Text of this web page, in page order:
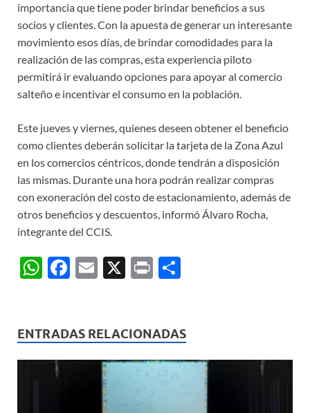
importancia que tiene poder brindar beneficios a sus
socios y clientes. Con la apuesta de generar un interesante
movimiento esos días, de brindar comodidades para la
realización de las compras, esta experiencia piloto
permitirá ir evaluando opciones para apoyar al comercio
salteño e incentivar el consumo en la población.
Este jueves y viernes, quienes deseen obtener el beneficio
como clientes deberán solicitar la tarjeta de la Zona Azul
en los comercios céntricos, donde tendrán a disposición
las mismas. Durante una hora podrán realizar compras
con exoneración del costo de estacionamiento, además de
otros beneficios y descuentos, informó Álvaro Rocha,
integrante del CCIS.
W
s
A
F
b
o
E
X
P
p
ar
ENTRADAS RELACIONADAS